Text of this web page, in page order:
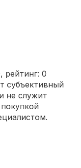
, рейтинг: 0
субъективный
не служит